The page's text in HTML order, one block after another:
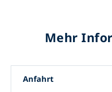
Mehr
Anfahrt